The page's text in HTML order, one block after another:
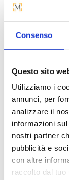
Consenso
Questo sito
Utilizziamo i
annunci, per
analizzare il
informazioni
nostri partner
pubblicità e
con altre
raccolto dal tuo
RIFUGIO
A partire da344